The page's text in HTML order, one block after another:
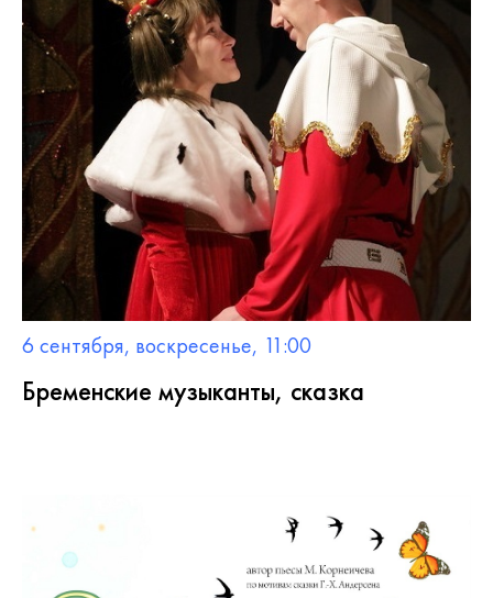
6 сентября, воскресенье, 11:00
Бременские музыканты, сказка